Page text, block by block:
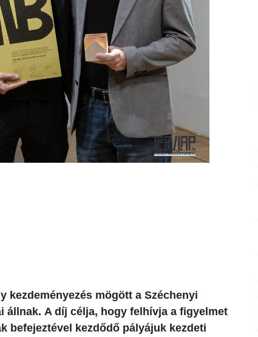
kezdeményezés mögött a Széchenyi
állnak. A díj célja, hogy felhívja a figyelmet
befejeztével kezdődő pályájuk kezdeti